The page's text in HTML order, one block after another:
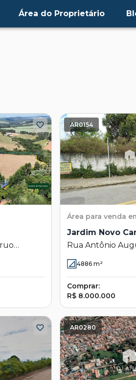
Área do Proprietário
-
AR0154
Área para venda
Jardim Novo
Rua Antônio
Jardim Novo
Campinas - SP
4886 m²
Comprar:
R$ 8.000.000
AR0280